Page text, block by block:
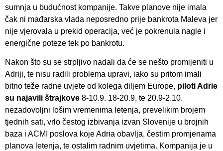
sumnja u budućnost kompanije. Takve planove nije imala
čak ni mađarska vlada neposredno prije bankrota Maleva jer
nije vjerovala u prekid operacija, već je pokrenula nagle i
energične poteze tek po bankrotu.
Nakon što su se strpljivo nadali da će se nešto promijeniti u
Adriji, te nisu radili problema upravi, iako su pritom imali
bitno teže radne uvjete od kolega diljem Europe, piloti Adrie
su najavili štrajkove 8-10.9. 18-20.9, te 20.9-2.10.
nezadovoljni lošim vremenima letenja, prevelikim brojem
tjednih sati, vrlo čestog izbivanja izvan Slovenije u brojnih
baza i ACMI poslova koje Adria obavlja, čestim promjenama
planova letenja, te ostalim radnim uvjetima. Kompanija je u